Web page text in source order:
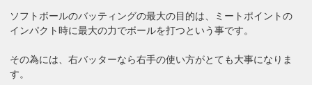
ソフトボールのバッティングの最大の目的は、ミートポイントの
インパクト時に最大の力でボールを打つという事です。
その為には、右バッターなら右手の使い方がとても大事になりま
す。